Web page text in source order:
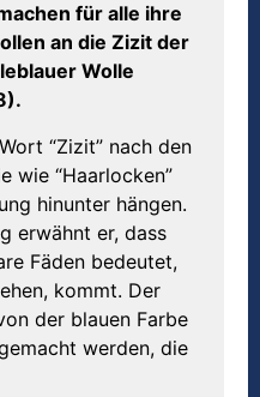
für alle ihre
an die Zizit der
Wolle
“Zizit” nach den
wie “Haarlocken”
hinunter hängen.
erwähnt er, dass
Fäden bedeutet,
kommt. Der
der blauen Farbe
werden, die